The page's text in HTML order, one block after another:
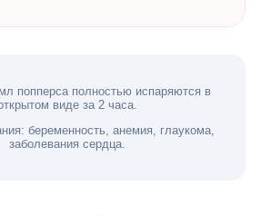
попперса полностью испаряются в
виде за 2 часа.
беременность, анемия, глаукома,
заболевания сердца.